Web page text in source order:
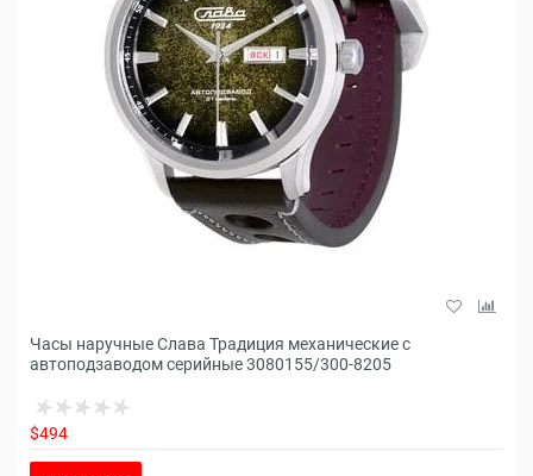
Часы наручные Слава Традиция механические с
автоподзаводом серийные 3080155/300-8205
$494